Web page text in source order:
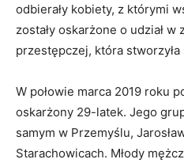
odbierały kobiety, z którymi
zostały oskarżone o udział
przestępczej, która stworzyła
W połowie marca 2019 roku
oskarżony 29-latek. Jego
samym w Przemyślu,
Starachowicach. Młody